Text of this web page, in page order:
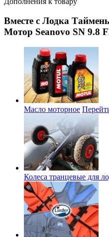
Вместе с Лодка
Мотор Seanovo SN 9.8
Масло моторное
Колеса транцевые для